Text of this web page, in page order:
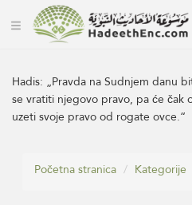
Hadis: „Pravda na Sudnjem danu
se vratiti njegovo pravo, pa će čak
uzeti svoje pravo od rogate ovce.“
Početna stranica Kategorije